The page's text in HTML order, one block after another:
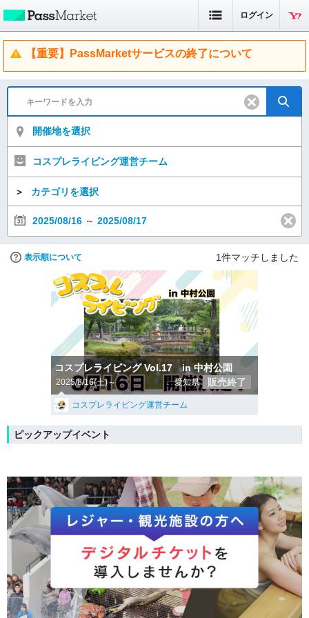
ログイン
【重要】PassMarketサービスの終了について
開催地を選択
コスプレライビング運営チーム
＞ カテゴリを選択
2025/08/16 ～ 2025/08/17
表示順について 1件マッチしました
コスプレライビング Vol.17 in 中村公園
2025/8/16(土)～ 愛知県 販売終了
コスプレライビング運営チーム
ピックアップイベント